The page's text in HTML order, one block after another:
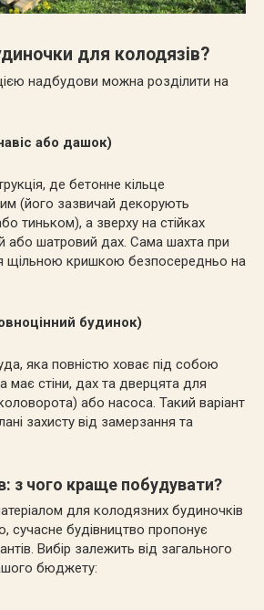
для колодязів?
надбудови можна розділити на
або дашок)
де бетонне кільце
(його зазвичай декорують
тиньком), а зверху на стійках
або шатровий дах. Сама шахта при
щільною кришкою безпосередньо на
будинок)
яка повністю ховає під собою
має стіни, дах та дверцята для
або насоса. Такий варіант
захисту від замерзання та
з чого краще побудувати?
для колодязних будиночків
сучасне будівництво пропонує
Вибір залежить від загального
бюджету: